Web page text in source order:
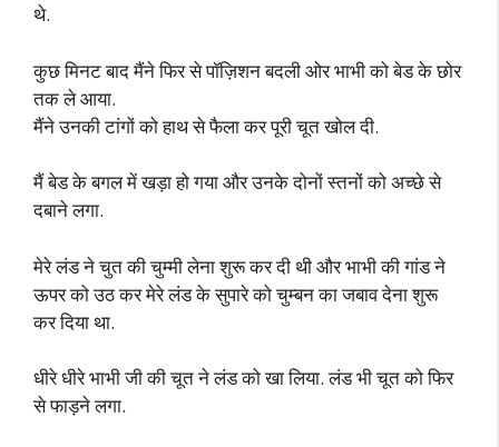
थे.
कुछ मिनट बाद मैंने फिर से पॉज़िशन बदली ओर भाभी को बेड के छोर
तक ले आया.
मैंने उनकी टांगों को हाथ से फैला कर पूरी चूत खोल दी.
मैं बेड के बगल में खड़ा हो गया और उनके दोनों स्तनों को अच्छे से
दबाने लगा.
मेरे लंड ने चुत की चुम्मी लेना शुरू कर दी थी और भाभी की गांड ने
ऊपर को उठ कर मेरे लंड के सुपारे को चुम्बन का जबाव देना शुरू
कर दिया था.
धीरे धीरे भाभी जी की चूत ने लंड को खा लिया. लंड भी चूत को फिर
से फाड़ने लगा.